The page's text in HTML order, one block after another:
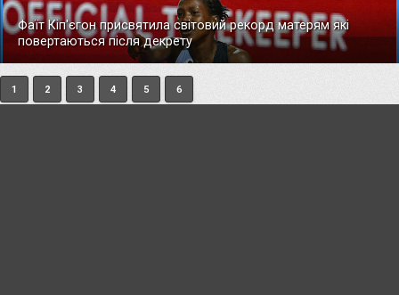
Фаїт Кіп'єгон присвятила світовий рекорд матерям які
повертаються після декрету
1 2 3 4 5 6